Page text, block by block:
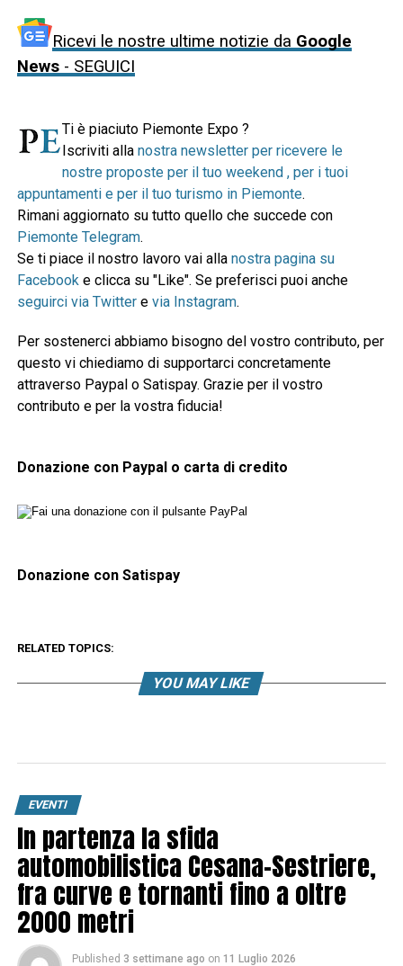
Ricevi le nostre ultime notizie da Google
News- SEGUICI
Ti è piaciuto Piemonte Expo ?
Iscriviti alla nostra newsletter per ricevere le
nostre proposte per il tuo weekend , per i tuoi
appuntamenti e per il tuo turismo in Piemonte.
Rimani aggiornato su tutto quello che succede con
Piemonte Telegram.
Se ti piace il nostro lavoro vai alla nostra pagina su
Facebooke clicca su "Like". Se preferisci puoi anche
seguirci via Twittere via Instagram.
Per sostenerci abbiamo bisogno del vostro contributo, per
questo vi chiediamo di supportarci concretamente
attraverso Paypal o Satispay. Grazie per il vostro
contributo e per la vostra fiducia!
Donazione con Paypal o carta di credito
Donazione con Satispay
RELATED TOPICS:
YOU MAY LIKE
EVENTI
In partenza la sfida
automobilistica Cesana-Sestriere,
fra curve e tornanti fino a oltre
2000 metri
Published 3 settimane ago on 11 Luglio 2026